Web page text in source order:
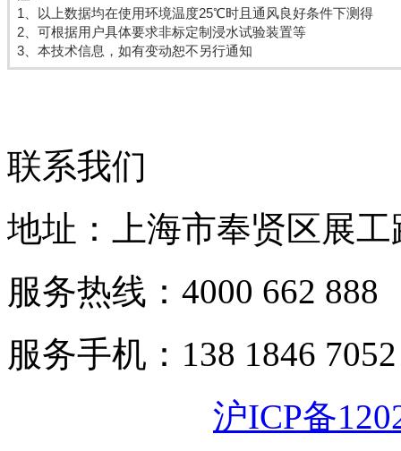
1、以上数据均在使用环境温度25℃时且通风良好条件下测得
2、可根据用户具体要求非标定制浸水试验装置等
3、本技术信息，如有变动恕不另行通知
联系我们
地址：上海市奉贤区展工
服务热线：4000 662 888
服务手机：138 1846 7052
沪ICP备